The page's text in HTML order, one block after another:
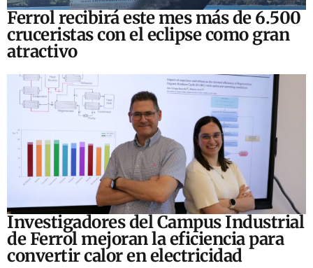
Ferrol recibirá este mes más de 6.500
cruceristas con el eclipse como gran
atractivo
Investigadores del Campus Industrial
de Ferrol mejoran la eficiencia para
convertir calor en electricidad